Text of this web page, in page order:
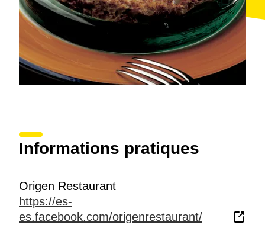
Informations pratiques
Origen Restaurant
https://es-
es.facebook.com/origenrestaurant/